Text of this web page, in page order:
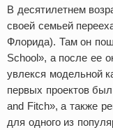
В десятилетнем
своей семьей
Флорида). Там он
School», а после ее
увлекся модельной
первых проектов
and Fitch», а также
для одного из